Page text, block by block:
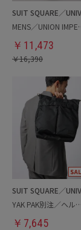
MENS／
￥ 11,473
￥16,390
YAK PAK別注／ヘルメットバッグ
￥ 7,645